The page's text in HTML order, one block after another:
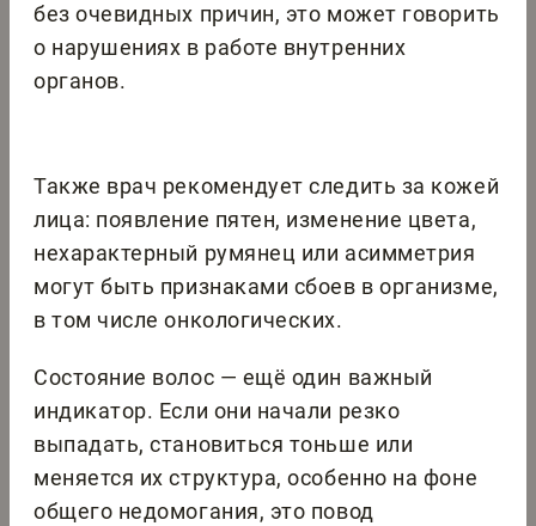
без очевидных причин, это может говорить
о нарушениях в работе внутренних
органов.
Также врач рекомендует следить за кожей
лица: появление пятен, изменение цвета,
нехарактерный румянец или асимметрия
могут быть признаками сбоев в организме,
в том числе онкологических.
Состояние волос — ещё один важный
индикатор. Если они начали резко
выпадать, становиться тоньше или
меняется их структура, особенно на фоне
общего недомогания, это повод